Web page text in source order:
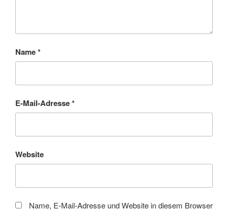
Name*
E-Mail-Adresse*
Website
Name, E-Mail-Adresse und Website in diesem Browser